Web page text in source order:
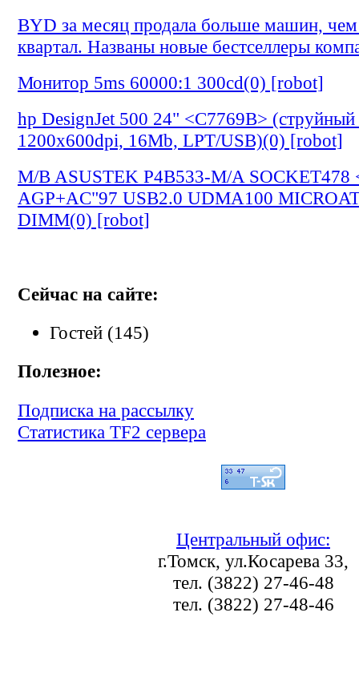
BYD за месяц продала больше машин, чем
квартал. Названы новые бестселлеры
Монитор 5ms 60000:1 300cd(0) [robot]
hp DesignJet 500 24" <C7769B> (струйный
1200х600dpi, 16Mb, LPT/USB)(0) [robot]
M/B ASUSTEK P4B533-M/A SOCKET478
AGP+AC"97 USB2.0 UDMA100
DIMM(0) [robot]
Сейчас на сайте:
Гостей (145)
Полезное:
Подписка на рассылку
Статистика TF2 сервера
Центральный офис:
г.Томск, ул.Косарева 33,
тел. (3822) 27-46-48
тел. (3822) 27-48-46